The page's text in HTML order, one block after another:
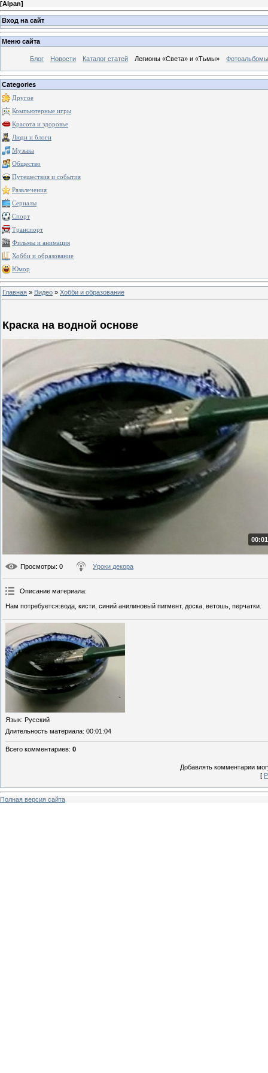
[Alpan]
Вход на сайт
Меню сайта
Блог Новости Каталог статей Легионы «Света» и «Тьмы» Фотоальбомы
Categories
Другое
Компьютерные игры
Красота и здоровье
Люди и блоги
Музыка
Общество
Путешествия и события
Развлечения
Сериалы
Спорт
Транспорт
Фильмы и анимация
Хобби и образование
Юмор
Главная » Видео » Хобби и образование
Краска на водной основе
Просмотры: 0 Уроки декора
Описание материала:
Нам потребуется:вода, кисти, синий анилиновый пигмент, доска, ветошь, перчатки.
Язык: Русский
Длительность материала: 00:01:04
Всего комментариев: 0
Добавлять комментарии
[
Полная версия сайта